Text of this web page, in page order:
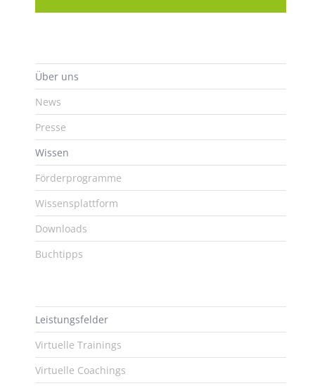
Über uns
News
Presse
Wissen
Förderprogramme
Wissensplattform
Downloads
Buchtipps
Leistungsfelder
Virtuelle Trainings
Virtuelle Coachings